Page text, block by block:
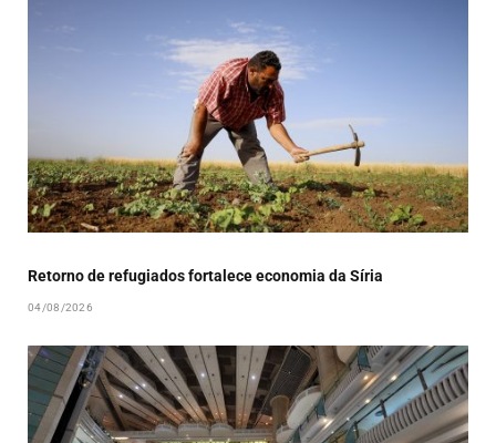
Retorno de refugiados fortalece economia da Síria
04/08/2026